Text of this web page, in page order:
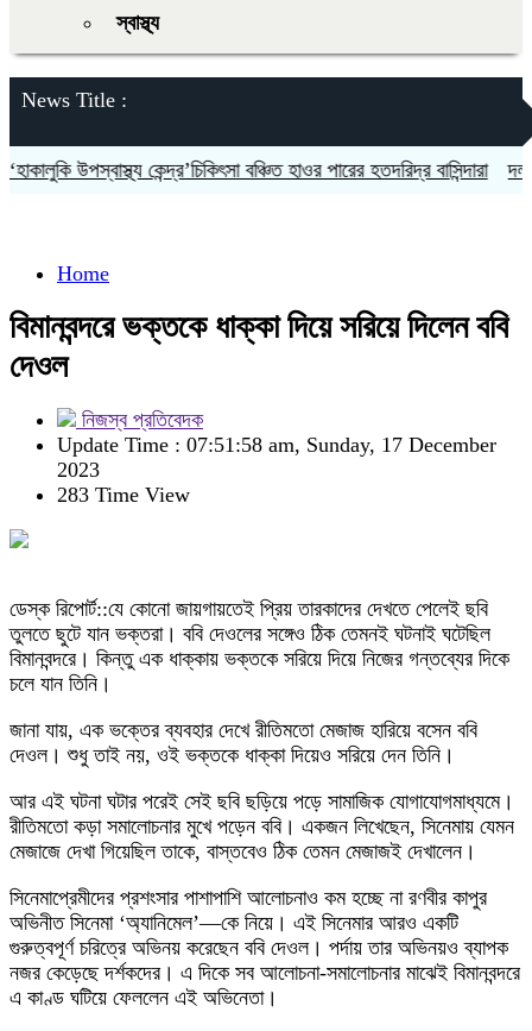
স্বাস্থ্য
News Title :
উপস্বাস্থ্য কেন্দ্র’চিকিৎসা বঞ্চিত হাওর পারের হতদরিদ্র বাসিন্দারা দলকে
Home
বিমানবন্দরে ভক্তকে ধাক্কা দিয়ে সরিয়ে দিলেন ববি
দেওল
নিজস্ব প্রতিবেদক
Update Time : 07:51:58 am, Sunday, 17 December
2023
283 Time View
ডেস্ক রিপোর্ট::যে কোনো জায়গায়তেই প্রিয় তারকাদের দেখতে পেলেই ছবি
তুলতে ছুটে যান ভক্তরা। ববি দেওলের সঙ্গেও ঠিক তেমনই ঘটনাই ঘটেছিল
বিমানবন্দরে। কিন্তু এক ধাক্কায় ভক্তকে সরিয়ে দিয়ে নিজের গন্তব্যের দিকে
চলে যান তিনি।
জানা যায়, এক ভক্তের ব্যবহার দেখে রীতিমতো মেজাজ হারিয়ে বসেন ববি
দেওল। শুধু তাই নয়, ওই ভক্তকে ধাক্কা দিয়েও সরিয়ে দেন তিনি।
আর এই ঘটনা ঘটার পরেই সেই ছবি ছড়িয়ে পড়ে সামাজিক যোগাযোগমাধ্যমে।
রীতিমতো কড়া সমালোচনার মুখে পড়েন ববি। একজন লিখেছেন, সিনেমায় যেমন
মেজাজে দেখা গিয়েছিল তাকে, বাস্তবেও ঠিক তেমন মেজাজই দেখালেন।
সিনেমাপ্রেমীদের প্রশংসার পাশাপাশি আলোচনাও কম হচ্ছে না রণবীর কাপুর
অভিনীত সিনেমা ‘অ্যানিমেল’—কে নিয়ে। এই সিনেমার আরও একটি
গুরুত্বপূর্ণ চরিত্রে অভিনয় করেছেন ববি দেওল। পর্দায় তার অভিনয়ও ব্যাপক
নজর কেড়েছে দর্শকদের। এ দিকে সব আলোচনা-সমালোচনার মাঝেই বিমানবন্দরে
এ কাণ্ড ঘটিয়ে ফেললেন এই অভিনেতা।